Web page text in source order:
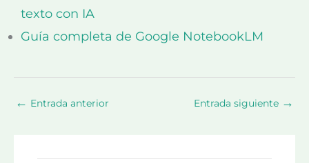
texto con IA
Guía completa de Google NotebookLM
← Entrada anterior Entrada siguiente →